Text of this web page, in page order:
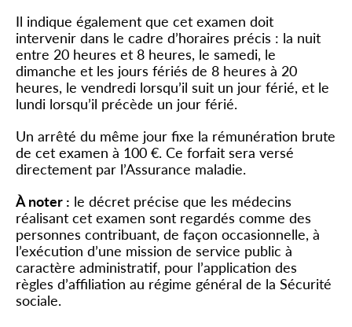
Il indique également que cet examen doit
intervenir dans le cadre d’horaires précis : la nuit
entre 20 heures et 8 heures, le samedi, le
dimanche et les jours fériés de 8 heures à 20
heures, le vendredi lorsqu’il suit un jour férié, et le
lundi lorsqu’il précède un jour férié.
Un arrêté du même jour fixe la rémunération brute
de cet examen à 100 €. Ce forfait sera versé
directement par l’Assurance maladie.
À noter : le décret précise que les médecins
réalisant cet examen sont regardés comme des
personnes contribuant, de façon occasionnelle, à
l’exécution d’une mission de service public à
caractère administratif, pour l’application des
règles d’affiliation au régime général de la Sécurité
sociale.